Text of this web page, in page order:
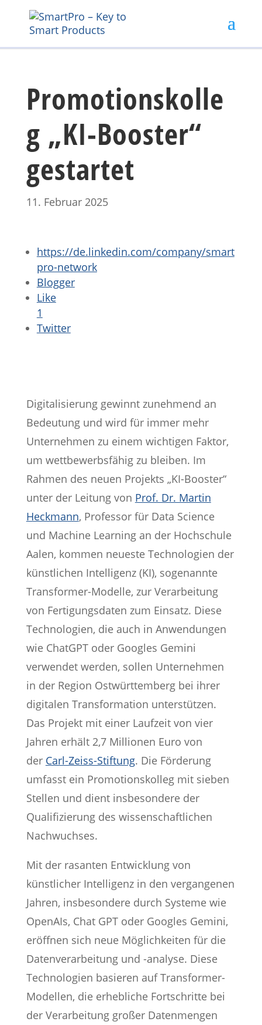
Promotionskolle
g „KI-Booster“
gestartet
11. Februar 2025
https://de.linkedin.com/company/smart
pro-network
Blogger
Like
1
Twitter
Digitalisierung gewinnt zunehmend an
Bedeutung und wird für immer mehr
Unternehmen zu einem wichtigen Faktor,
um wettbewerbsfähig zu bleiben. Im
Rahmen des neuen Projekts „KI-Booster“
unter der Leitung von Prof. Dr. Martin
Heckmann, Professor für Data Science
und Machine Learning an der Hochschule
Aalen, kommen neueste Technologien der
künstlichen Intelligenz (KI), sogenannte
Transformer-Modelle, zur Verarbeitung
von Fertigungsdaten zum Einsatz. Diese
Technologien, die auch in Anwendungen
wie ChatGPT oder Googles Gemini
verwendet werden, sollen Unternehmen
in der Region Ostwürttemberg bei ihrer
digitalen Transformation unterstützen.
Das Projekt mit einer Laufzeit von vier
Jahren erhält 2,7 Millionen Euro von
der Carl-Zeiss-Stiftung. Die Förderung
umfasst ein Promotionskolleg mit sieben
Stellen und dient insbesondere der
Qualifizierung des wissenschaftlichen
Nachwuchses.
Mit der rasanten Entwicklung von
künstlicher Intelligenz in den vergangenen
Jahren, insbesondere durch Systeme wie
OpenAIs, Chat GPT oder Googles Gemini,
eröffnen sich neue Möglichkeiten für die
Datenverarbeitung und -analyse. Diese
Technologien basieren auf Transformer-
Modellen, die erhebliche Fortschritte bei
der Verarbeitung großer Datenmengen